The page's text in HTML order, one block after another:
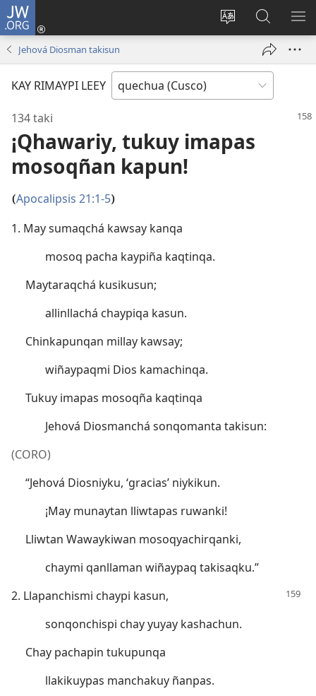
JW.ORG
Direccionpi
Sutiykiwan
jaykuy
nueva
JW.ORG
nisqapi
maskhay
Jehová Diosman takisun
KAY RIMAYPI LEEY
134 taki
¡Qhawariy, tukuy imapas
mosoqñan kapun!
(Apocalipsis 21:1-5)
1. May sumaqchá kawsay kanqa
mosoq pacha kaypiña kaqtinqa.
Maytaraqchá kusikusun;
allinllachá chaypiqa kasun.
Chinkapunqan millay kawsay;
wiñaypaqmi Dios kamachinqa.
Tukuy imapas mosoqña kaqtinqa
Jehová Diosmanchá sonqomanta takisun:
(CORO)
“Jehová Diosniyku, ‘gracias’ niykikun.
¡May munaytan lliwtapas ruwanki!
Lliwtan Wawaykiwan mosoqyachirqanki,
chaymi qanllaman wiñaypaq takisaqku.”
2. Llapanchismi chaypi kasun,
sonqonchispi chay yuyay kashachun.
Chay pachapin tukupunqa
llakikuypas manchakuy ñanpas.